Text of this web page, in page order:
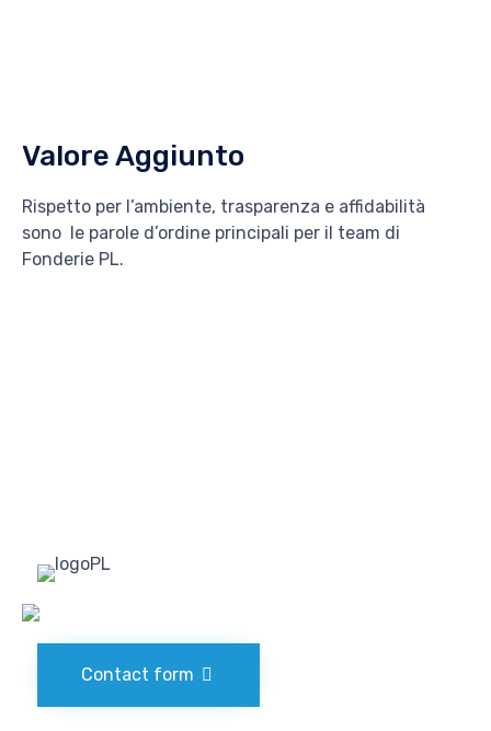
Valore Aggiunto
Rispetto per l’ambiente, trasparenza e affidabilità
sono le parole d’ordine principali per il team di
Fonderie PL.
Contact form